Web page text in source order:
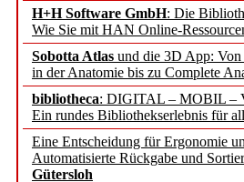
H+H Software GmbH: Die
Wie Sie mit HAN Online-
Sobotta Atlas und die 3D App: Von
in der Anatomie bis zu Complete
bibliotheca: DIGITAL – MOBIL –
Ein rundes Bibliothekserlebnis für
Eine Entscheidung für Ergonomie
Automatisierte Rückgabe und
Gütersloh
Francke
EBSCO
Sorbisches